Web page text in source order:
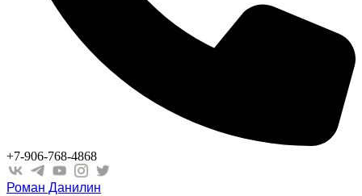
+7-906-768-4868
Роман Данилин